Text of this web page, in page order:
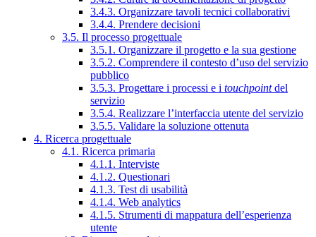
3.4.3. Organizzare tavoli tecnici collaborativi
3.4.4. Prendere decisioni
3.5. Il processo progettuale
3.5.1. Organizzare il progetto e la sua gestione
3.5.2. Comprendere il contesto d’uso del servizio
pubblico
3.5.3. Progettare i processi e i touchpointdel
servizio
3.5.4. Realizzare l’interfaccia utente del servizio
3.5.5. Validare la soluzione ottenuta
4. Ricerca progettuale
4.1. Ricerca primaria
4.1.1. Interviste
4.1.2. Questionari
4.1.3. Test di usabilità
4.1.4. Web analytics
4.1.5. Strumenti di mappatura dell’esperienza
utente